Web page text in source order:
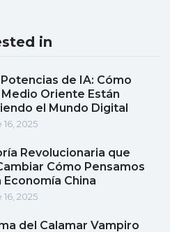
in
de IA: Cómo
Oriente Están
el Mundo Digital
2025
Revolucionaria que
Cómo Pensamos
Economía China
2025
del Calamar Vampiro